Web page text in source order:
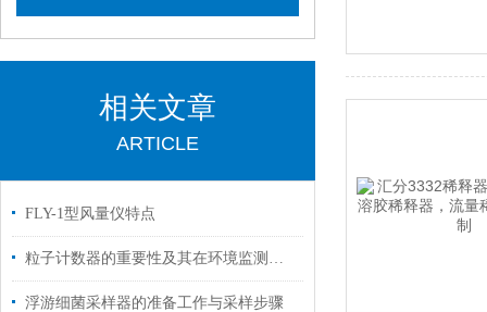
相关文章
ARTICLE
FLY-1型风量仪特点
粒子计数器的重要性及其在环境监测中的应用
浮游细菌采样器的准备工作与采样步骤